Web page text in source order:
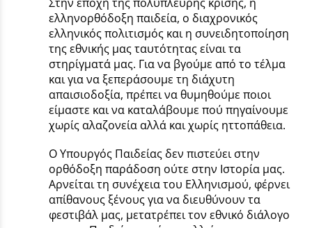
ελληνορθόδοξη παιδεία, ο διαχρονικός
ελληνικός πολιτισμός και η συνειδητοποίηση
της εθνικής μας ταυτότητας είναι τα
στηρίγματά μας. Για να βγούμε από το τέλμα
και για να ξεπεράσουμε τη διάχυτη
απαισιοδοξία, πρέπει να θυμηθούμε ποιοι
είμαστε και να καταλάβουμε πού πηγαίνουμε
χωρίς αλαζονεία αλλά και χωρίς ηττοπάθεια.
Ο Υπουργός Παιδείας δεν πιστεύει στην
ορθόδοξη παράδοση ούτε στην Ιστορία μας.
Αρνείται τη συνέχεια του Ελληνισμού, φέρνει
απίθανους ξένους για να διευθύνουν τα
φεστιβάλ μας, μετατρέπει τον εθνικό διάλογο